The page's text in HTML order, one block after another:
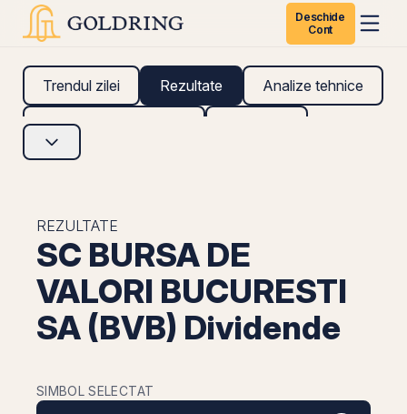
Deschide
Cont
Trendul zilei Rezultate Analize tehnice
Analize fundamentale
REZULTATE
SC BURSA DE
VALORI BUCURESTI
SA (BVB) Dividende
SIMBOL SELECTAT